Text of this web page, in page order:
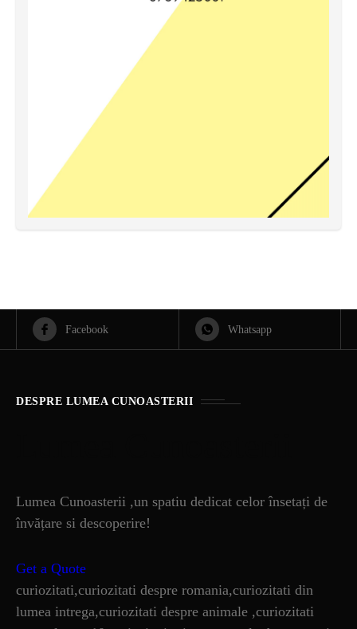
Facebook Whatsapp
DESPRE LUMEA CUNOASTERII
Lumea Cunoasterii ,un spatiu dedicat celor însetați de
învățare si descoperire!
Get a Quote
curiozitati,curiozitati despre romania,curiozitati din
lumea intrega,curiozitati despre animale ,curiozitati